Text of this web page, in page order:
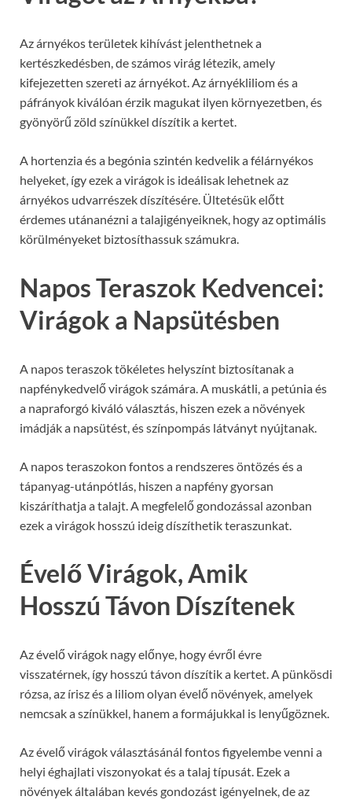
Az árnyékos területek kihívást jelenthetnek a
kertészkedésben, de számos virág létezik, amely
kifejezetten szereti az árnyékot. Az árnyékliliom és a
páfrányok kiválóan érzik magukat ilyen környezetben, és
gyönyörű zöld színükkel díszítik a kertet.
A hortenzia és a begónia szintén kedvelik a félárnyékos
helyeket, így ezek a virágok is ideálisak lehetnek az
árnyékos udvarrészek díszítésére. Ültetésük előtt
érdemes utánanézni a talajigényeiknek, hogy az optimális
körülményeket biztosíthassuk számukra.
Napos Teraszok Kedvencei:
Virágok a Napsütésben
A napos teraszok tökéletes helyszínt biztosítanak a
napfénykedvelő virágok számára. A muskátli, a petúnia és
a napraforgó kiváló választás, hiszen ezek a növények
imádják a napsütést, és színpompás látványt nyújtanak.
A napos teraszokon fontos a rendszeres öntözés és a
tápanyag-utánpótlás, hiszen a napfény gyorsan
kiszáríthatja a talajt. A megfelelő gondozással azonban
ezek a virágok hosszú ideig díszíthetik teraszunkat.
Évelő Virágok, Amik
Hosszú Távon Díszítenek
Az évelő virágok nagy előnye, hogy évről évre
visszatérnek, így hosszú távon díszítik a kertet. A pünkösdi
rózsa, az írisz és a liliom olyan évelő növények, amelyek
nemcsak a színükkel, hanem a formájukkal is lenyűgöznek.
Az évelő virágok választásánál fontos figyelembe venni a
helyi éghajlati viszonyokat és a talaj típusát. Ezek a
növények általában kevés gondozást igényelnek, de az